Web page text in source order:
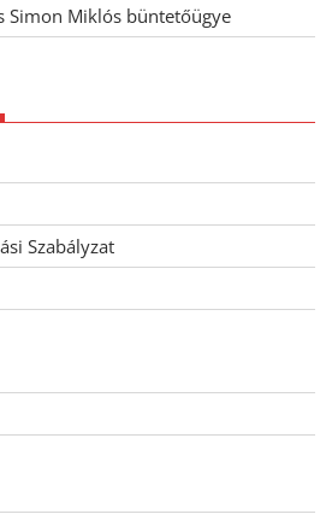
Simon Miklós büntetőügye
Szabályzat